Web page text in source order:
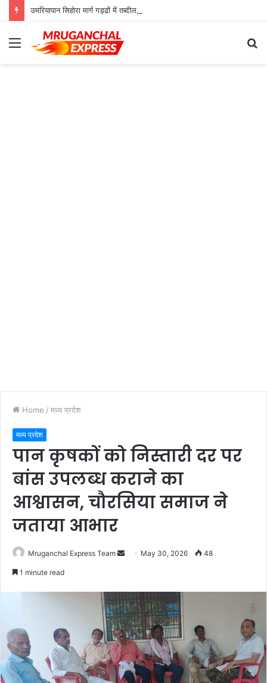
उमरियापान सिहोरा मार्ग गड्ढों में तब्दील, जिम्मेदार बेखबर
Menu
Home / मध्य प्रदेश
मध्य प्रदेश
पान कृषकों को निस्तारी दर पर
बांस उपलब्ध कराने का
आश्वासन, चौरसिया समाज ने
जताया आभार
Mruganchal Express Team
Send May 30, 2026 48
1 minute read